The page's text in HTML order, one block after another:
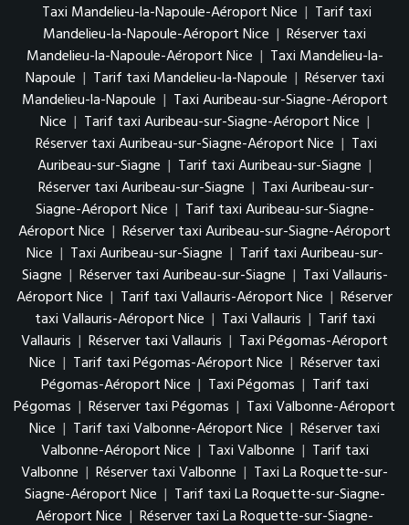
Taxi Mandelieu-la-Napoule-Aéroport Nice | Tarif taxi
Mandelieu-la-Napoule-Aéroport Nice | Réserver taxi
Mandelieu-la-Napoule-Aéroport Nice | Taxi Mandelieu-la-
Napoule | Tarif taxi Mandelieu-la-Napoule | Réserver taxi
Mandelieu-la-Napoule | Taxi Auribeau-sur-Siagne-Aéroport
Nice | Tarif taxi Auribeau-sur-Siagne-Aéroport Nice |
Réserver taxi Auribeau-sur-Siagne-Aéroport Nice | Taxi
Auribeau-sur-Siagne | Tarif taxi Auribeau-sur-Siagne |
Réserver taxi Auribeau-sur-Siagne | Taxi Auribeau-sur-
Siagne-Aéroport Nice | Tarif taxi Auribeau-sur-Siagne-
Aéroport Nice | Réserver taxi Auribeau-sur-Siagne-Aéroport
Nice | Taxi Auribeau-sur-Siagne | Tarif taxi Auribeau-sur-
Siagne | Réserver taxi Auribeau-sur-Siagne | Taxi Vallauris-
Aéroport Nice | Tarif taxi Vallauris-Aéroport Nice | Réserver
taxi Vallauris-Aéroport Nice | Taxi Vallauris | Tarif taxi
Vallauris | Réserver taxi Vallauris | Taxi Pégomas-Aéroport
Nice | Tarif taxi Pégomas-Aéroport Nice | Réserver taxi
Pégomas-Aéroport Nice | Taxi Pégomas | Tarif taxi
Pégomas | Réserver taxi Pégomas | Taxi Valbonne-Aéroport
Nice | Tarif taxi Valbonne-Aéroport Nice | Réserver taxi
Valbonne-Aéroport Nice | Taxi Valbonne | Tarif taxi
Valbonne | Réserver taxi Valbonne | Taxi La Roquette-sur-
Siagne-Aéroport Nice | Tarif taxi La Roquette-sur-Siagne-
Aéroport Nice | Réserver taxi La Roquette-sur-Siagne-